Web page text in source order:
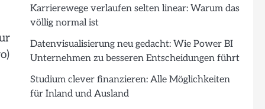
Karrierewege verlaufen selten linear: Warum das
völlig normal ist
Datenvisualisierung neu gedacht: Wie Power BI
Unternehmen zu besseren Entscheidungen führt
Studium clever finanzieren: Alle Möglichkeiten
für Inland und Ausland